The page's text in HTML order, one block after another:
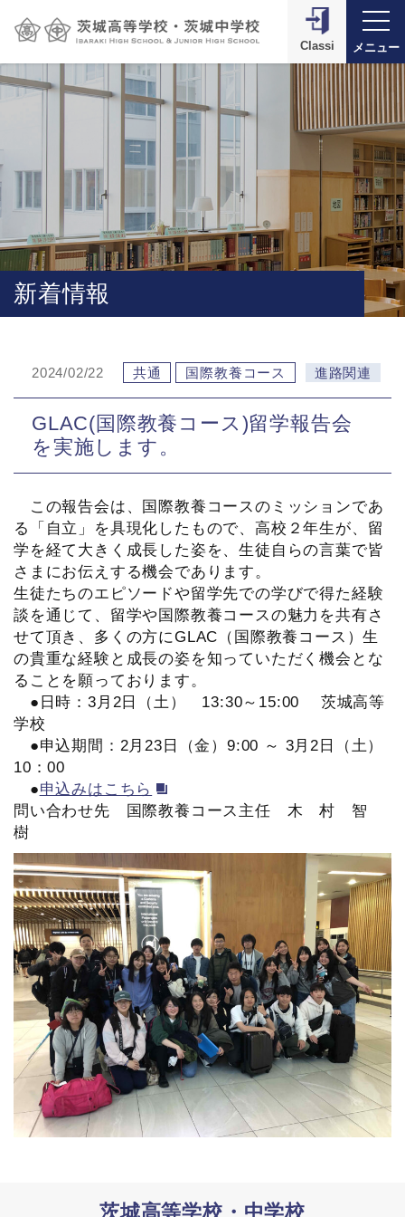
Classi メニュー
新着情報
2024/02/22 共通 国際教養コース 進路関連
GLAC(国際教養コース)留学報告会
を実施します。
この報告会は、国際教養コースのミッションであ
る「自立」を具現化したもので、高校２年生が、留
学を経て大きく成長した姿を、生徒自らの言葉で皆
さまにお伝えする機会であります。
生徒たちのエピソードや留学先での学びで得た経験
談を通じて、留学や国際教養コースの魅力を共有さ
せて頂き、多くの方にGLAC（国際教養コース）生
の貴重な経験と成長の姿を知っていただく機会とな
ることを願っております。
●日時：3月2日（土） 13:30～15:00 茨城高等
学校
●申込期間：2月23日（金）9:00 ～ 3月2日（土）
10：00
●申込みはこちら
問い合わせ先 国際教養コース主任 木 村 智
樹
茨城高等学校・中学校